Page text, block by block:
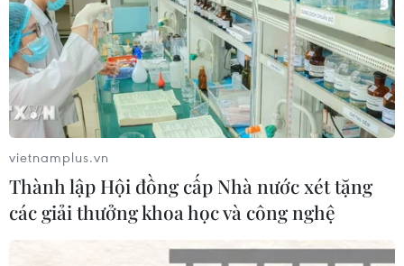
vietnamplus.vn
Thành lập Hội đồng cấp Nhà nước xét tặng
các giải thưởng khoa học và công nghệ